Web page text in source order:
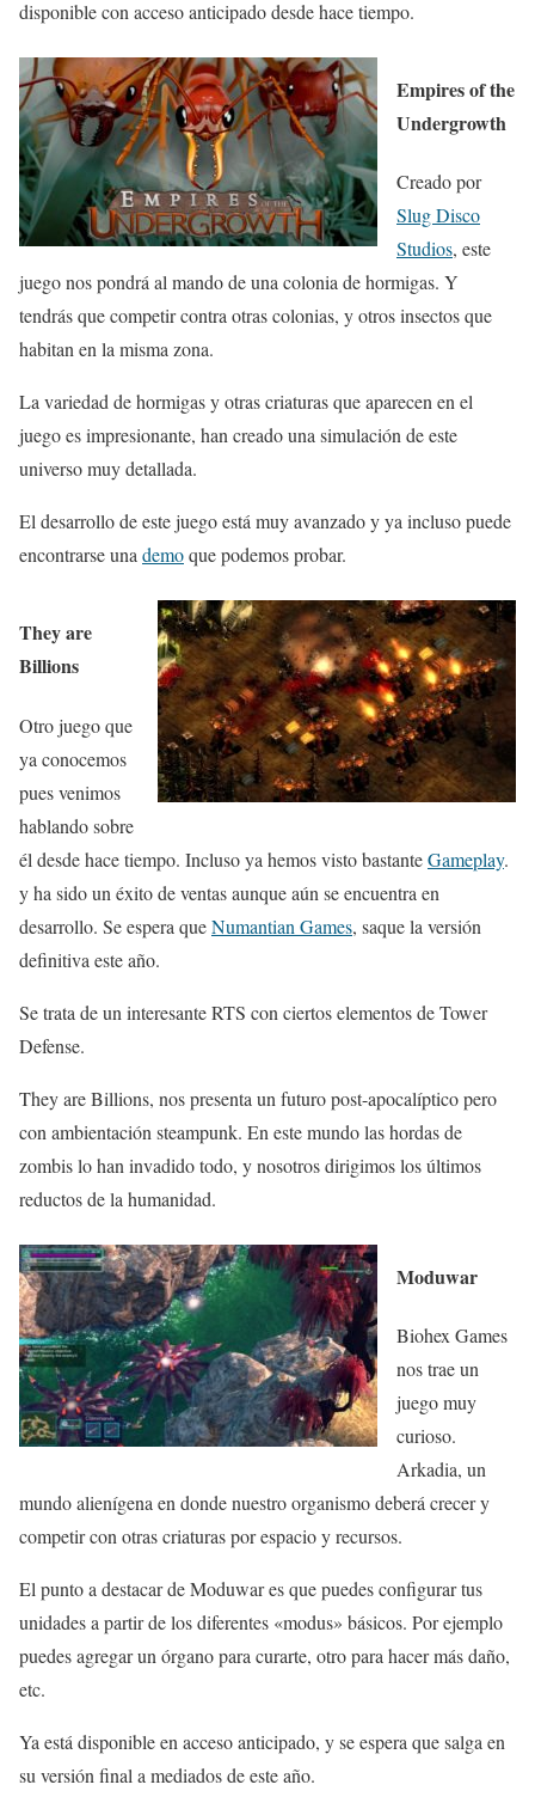
disponible con acceso anticipado desde hace tiempo.
Empires of the
Undergrowth
Creado por
Slug Disco
Studios, este
juego nos pondrá al mando de una colonia de hormigas. Y
tendrás que competir contra otras colonias, y otros insectos que
habitan en la misma zona.
La variedad de hormigas y otras criaturas que aparecen en el
juego es impresionante, han creado una simulación de este
universo muy detallada.
El desarrollo de este juego está muy avanzado y ya incluso puede
encontrarse una demoque podemos probar.
They are
Billions
Otro juego que
ya conocemos
pues venimos
hablando sobre
él desde hace tiempo. Incluso ya hemos visto bastanteGameplay.
y ha sido un éxito de ventas aunque aún se encuentra en
desarrollo. Se espera queNumantian Games, saque la versión
definitiva este año.
Se trata de un interesante RTS con ciertos elementos de Tower
Defense.
They are Billions, nos presenta un futuro post-apocalíptico pero
con ambientación steampunk. En este mundo las hordas de
zombis lo han invadido todo, y nosotros dirigimos los últimos
reductos de la humanidad.
Moduwar
Biohex Games
nos trae un
juego muy
curioso.
Arkadia, un
mundo alienígena en donde nuestro organismo deberá crecer y
competir con otras criaturas por espacio y recursos.
El punto a destacar de Moduwar es que puedes configurar tus
unidades a partir de los diferentes «modus» básicos. Por ejemplo
puedes agregar un órgano para curarte, otro para hacer más daño,
etc.
Ya está disponible en acceso anticipado, y se espera que salga en
su versión final a mediados de este año.